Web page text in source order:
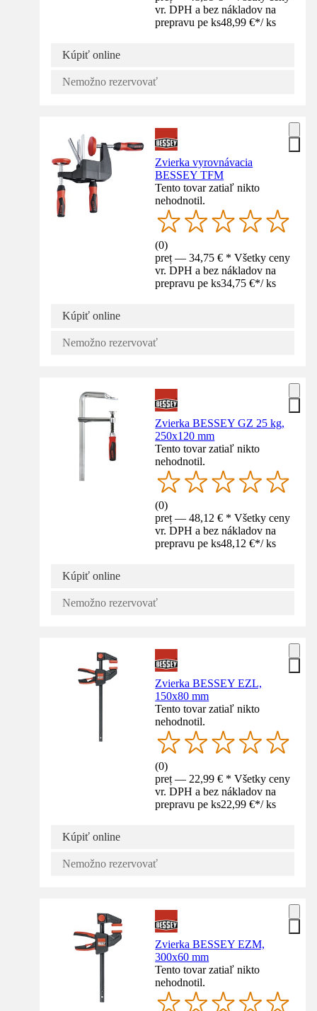
vr. DPH a bez nákladov na
prepravu pe ks48,99 €*/ ks
Kúpiť online
Nemožno rezervovať
Zvierka vyrovnávacia
BESSEY TFM
Tento tovar zatiaľ nikto
nehodnotil.
(0)
preț — 34,75 € * Všetky ceny
vr. DPH a bez nákladov na
prepravu pe ks34,75 €*/ ks
Kúpiť online
Nemožno rezervovať
Zvierka BESSEY GZ 25 kg,
250x120 mm
Tento tovar zatiaľ nikto
nehodnotil.
(0)
preț — 48,12 € * Všetky ceny
vr. DPH a bez nákladov na
prepravu pe ks48,12 €*/ ks
Kúpiť online
Nemožno rezervovať
Zvierka BESSEY EZL,
150x80 mm
Tento tovar zatiaľ nikto
nehodnotil.
(0)
preț — 22,99 € * Všetky ceny
vr. DPH a bez nákladov na
prepravu pe ks22,99 €*/ ks
Kúpiť online
Nemožno rezervovať
Zvierka BESSEY EZM,
300x60 mm
Tento tovar zatiaľ nikto
nehodnotil.